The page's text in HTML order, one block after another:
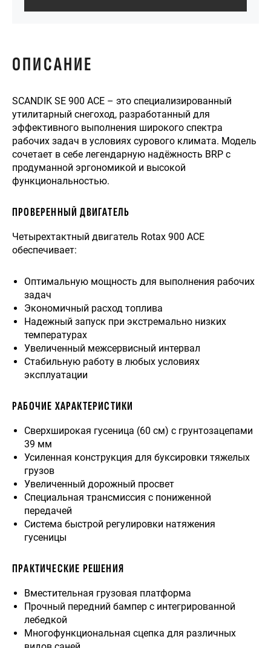
ОПИСАНИЕ
SCANDIK SE 900 ACE – это специализированный
утилитарный снегоход, разработанный для
эффективного выполнения широкого спектра
рабочих задач в условиях сурового климата. Модель
сочетает в себе легендарную надёжность BRP с
продуманной эргономикой и высокой
функциональностью.
ПРОВЕРЕННЫЙ ДВИГАТЕЛЬ
Четырехтактный двигатель Rotax 900 ACE
обеспечивает:
Оптимальную мощность для выполнения рабочих
задач
Экономичный расход топлива
Надежный запуск при экстремально низких
температурах
Увеличенный межсервисный интервал
Стабильную работу в любых условиях
эксплуатации
РАБОЧИЕ ХАРАКТЕРИСТИКИ
Сверхширокая гусеница (60 см) с грунтозацепами
39 мм
Усиленная конструкция для буксировки тяжелых
грузов
Увеличенный дорожный просвет
Специальная трансмиссия с пониженной
передачей
Система быстрой регулировки натяжения
гусеницы
ПРАКТИЧЕСКИЕ РЕШЕНИЯ
Вместительная грузовая платформа
Прочный передний бампер с интегрированной
лебедкой
Многофункциональная сцепка для различных